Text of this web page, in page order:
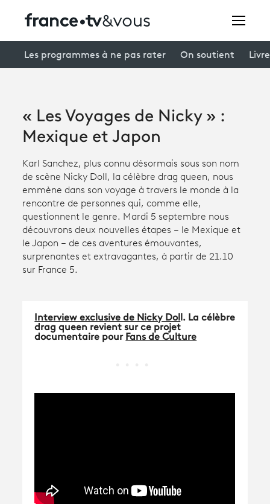
connexion
Creators
Participer et assister à une émission
À votre écoute
Productions et innovation
Programme tv
Les programmes à ne pas rater On soutient
« Les Voyages de Nicky » :
Mexique et Japon
Karl Sanchez, plus connu désormais sous son nom
de scène Nicky Doll, la célèbre drag queen, nous
emmène dans son voyage à travers le monde à la
rencontre de personnes qui, comme elle,
questionnent le genre. Mardi 5 septembre nous
découvrons deux nouvelles étapes – le Mexique et
le Japon – de ces aventures émouvantes,
surprenantes et extravagantes, à partir de 21.10
sur France 5.
Interview exclusive de Nicky Dol l. La célèbre
drag queen revient sur ce projet
documentaire pour Fans de Culture